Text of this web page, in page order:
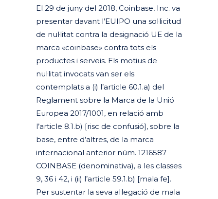
El 29 de juny del 2018, Coinbase, Inc. va
presentar davant l’EUIPO una sol·licitud
de nul·litat contra la designació UE de la
marca «coinbase» contra tots els
productes i serveis. Els motius de
nul·litat invocats van ser els
contemplats a (i) l’article 60.1.a) del
Reglament sobre la Marca de la Unió
Europea 2017/1001, en relació amb
l’article 8.1.b) [risc de confusió], sobre la
base, entre d’altres, de la marca
internacional anterior núm. 1216587
COINBASE (denominativa), a les classes
9, 36 i 42, i (ii) l’article 59.1.b) [mala fe].
Per sustentar la seva al·legació de mala